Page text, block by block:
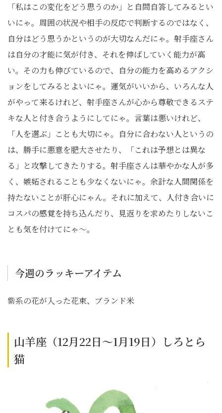
「私はこの変化をどう思うのか」と自問自答してみるとい
いにゃ。周囲の状況や相手の反応で判断するのではなく、
自分はどう思うかというのが大切なんだにゃ。射手座さん
は自分の才能に気が付き、それを伸ばしていく能力が高
い。その力も伸びているので、自分の能力を高めるアクシ
ョンをしてみるとよいにゃ。運気がいいから、いろんな人
がやって来るけれど、射手座さんが心から尊敬できるステ
キな人と付き合うようにしてにゃ。言葉は悪いけれど、
「人を選ぶ」ことも大切にゃ。自分に合わない人というの
は、勝手に悪意を肥大させたり、「これは予想とは異な
る」と攻撃してきたりする。射手座さんは華やかな人が多
く、嫉妬されることも少なくないにゃ。余計な人間関係を
持たないことが肝心にゃん。それに加えて、人付き合いに
コスパの感覚を持ち込んだり、見返りを求めたりしないこ
とも気を付けてにゃ～。
今週のラッキーアイテム
紫系の花が入った花束、ブランド米
山羊座（12月22日～1月19日）しろとら
猫